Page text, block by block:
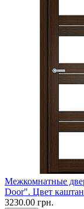
Межкомнатные
Door". Цвет каштан
3230.00 грн.